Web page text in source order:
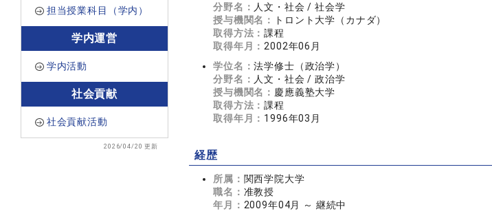
担当授業科目（学内）
学内運営
学内活動
社会貢献
社会貢献活動
2026/04/20 更新
分野名： 人文・社会 / 社会学
授与機関名：
トロント大学（カナダ）
取得方法：課程
取得年月： 2002年06月
学位名：法学修士（政治学）
分野名： 人文・社会 / 政治学
授与機関名： 慶應義塾大学
取得方法：課程
取得年月： 1996年03月
経歴
所属： 関西学院大学
職名： 准教授
年月： 2009年04月 ～ 継続中